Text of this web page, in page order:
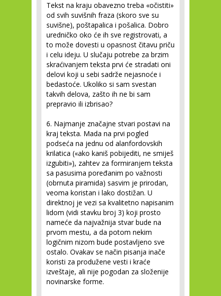
Tekst na kraju obavezno treba «očistiti»
od svih suvišnih fraza (skoro sve su
suvišne), poštapalica i pošalica. Dobro
uredničko oko će ih sve registrovati, a
to može dovesti u opasnost čitavu priču
i celu ideju. U slučaju potrebe za brzim
skraćivanjem teksta prvi će stradati oni
delovi koji u sebi sadrže nejasnoće i
bedastoće. Ukoliko si sam svestan
takvih delova, zašto ih ne bi sam
prepravio ili izbrisao?
6. Najmanje značajne stvari postavi na
kraj teksta. Mada na prvi pogled
podseća na jednu od alanfordovskih
krilatica («ako kaniš pobijediti, ne smiješ
izgubiti»), zahtev za formiranjem teksta
sa pasusima poređanim po važnosti
(obrnuta piramida) sasvim je prirodan,
veoma koristan i lako dostižan. U
direktnoj je vezi sa kvalitetno napisanim
lidom (vidi stavku broj 3) koji prosto
nameće da najvažnija stvar bude na
prvom mestu, a da potom nekim
logičnim nizom bude postavljeno sve
ostalo. Ovakav se način pisanja inače
koristi za produžene vesti i kraće
izveštaje, ali nije pogodan za složenije
novinarske forme.